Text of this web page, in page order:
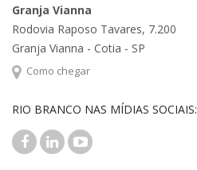
Granja Vianna
Rodovia Raposo Tavares, 7.200
Granja Vianna - Cotia - SP
Como chegar
RIO BRANCO NAS MÍDIAS SOCIAIS: